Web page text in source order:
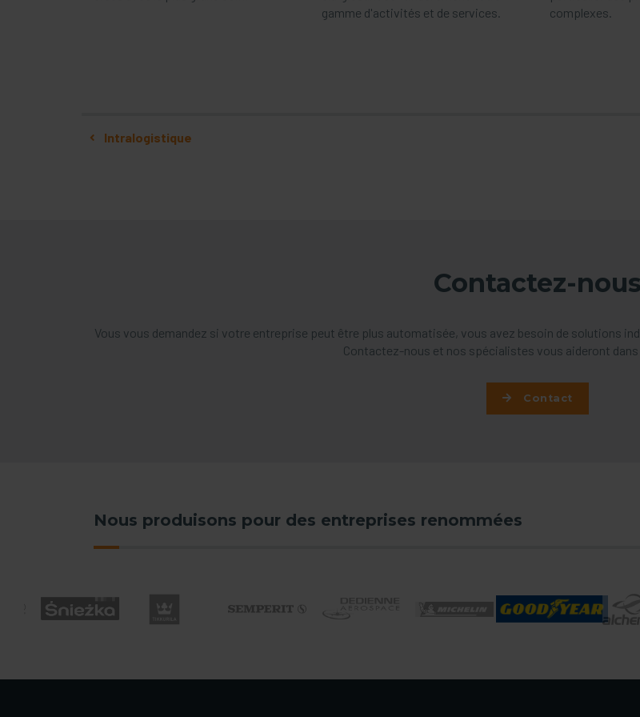
gamme d'activités et de services.
complexes.
Navigation
Intralogistique
Contactez-nous
Vous vous demandez si votre entreprise peut être plus automatisée, vous avez besoin de solutions
Contactez-nous et nos spécialistes vous aideront
Contact
Nous produisons pour des entreprises renommées